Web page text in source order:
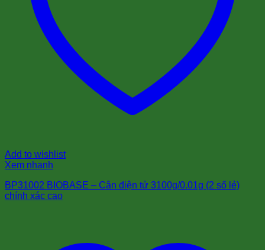
Add to wishlist
Xem nhanh
BP31002 BIOBASE – Cân điện tử 3100g/0.01g (2 số lẻ)
chính xác cao